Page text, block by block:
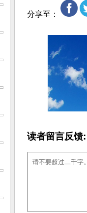
分享至：
读者留言反馈: